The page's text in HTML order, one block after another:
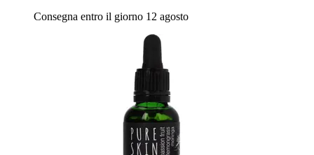
Consegna entro il giorno 12 agosto